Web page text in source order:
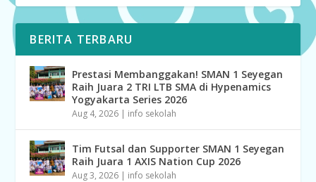
BERITA TERBARU
Prestasi Membanggakan! SMAN 1 Seyegan
Raih Juara 2 TRI LTB SMA di Hypenamics
Yogyakarta Series 2026
Aug 4, 2026 | info sekolah
Tim Futsal dan Supporter SMAN 1 Seyegan
Raih Juara 1 AXIS Nation Cup 2026
Aug 3, 2026 | info sekolah